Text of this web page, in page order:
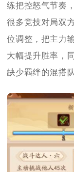
练把控怒气节奏
很多竞技对局双
位调整，把主力
大幅提升胜率，
缺少羁绊的混搭